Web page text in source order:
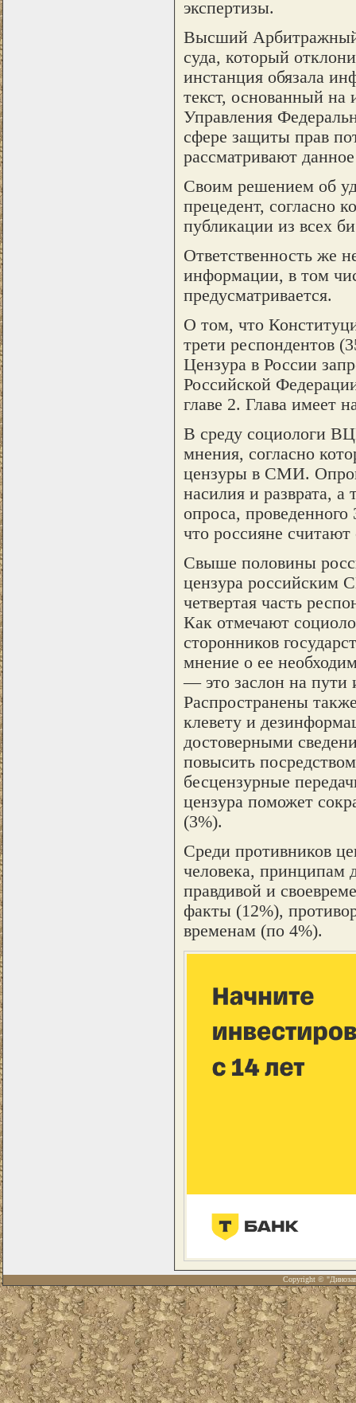
экспертизы.
Высший Арбитражный
суда, который
инстанция обязала
текст, основанный
Управления
сфере защиты прав
рассматривают
Своим решением об
прецедент, согласно
публикации из всех
Ответственность же
информации, в том
предусматривается.
О том, что
трети респондентов
Цензура в России
Российской
главе 2. Глава имеет
В среду социологи
мнения, согласно
цензуры в СМИ.
насилия и разврата,
опроса,
что россияне
Свыше половины
цензура российским
четвертая часть
Как отмечают
сторонников
мнение о ее
— это заслон на пути
Распространены
клевету и
достоверными
повысить
бесцензурные
цензура поможет
(3%).
Среди противников
человека, принципам
правдивой и
факты (12%),
временам (по 4%).
Copyright ©